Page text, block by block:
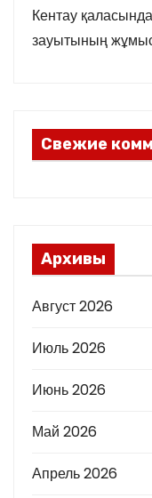
Кентау
зауытының
Свежие
Архивы
Август 2026
Июль 2026
Июнь 2026
Май 2026
Апрель 2026